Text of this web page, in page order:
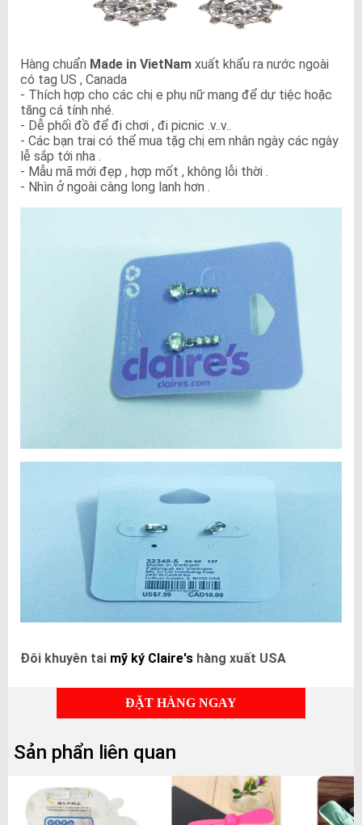
Hàng chuẩn Made in VietNam xuất khẩu ra nước ngoài
có tag US , Canada
- Thích hợp cho các chị e phụ nữ mang để dự tiệc hoặc
tăng cá tính nhé.
- Dễ phối đồ để đi chơi , đi picnic .v..v..
- Các bạn trai có thể mua tặg chị em nhân ngày các ngày
lễ sắp tới nha .
- Mẫu mã mới đẹp , hợp mốt , không lỗi thời .
- Nhìn ở ngoài càng long lanh hơn .
Đôi khuyên tai mỹ ký Claire's hàng xuất USA
ĐẶT HÀNG NGAY
Sản phẩn liên quan